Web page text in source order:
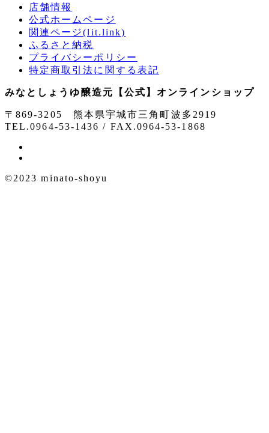
店舗情報
公式ホームページ
関連ページ(lit.link)
ふるさと納税
プライバシーポリシー
特定商取引法に関する表記
みなとしょうゆ醸造元【公式】オンラインショップ
〒869-3205 熊本県宇城市三角町波多2919
TEL.0964-53-1436 / FAX.0964-53-1868
©2023 minato-shoyu